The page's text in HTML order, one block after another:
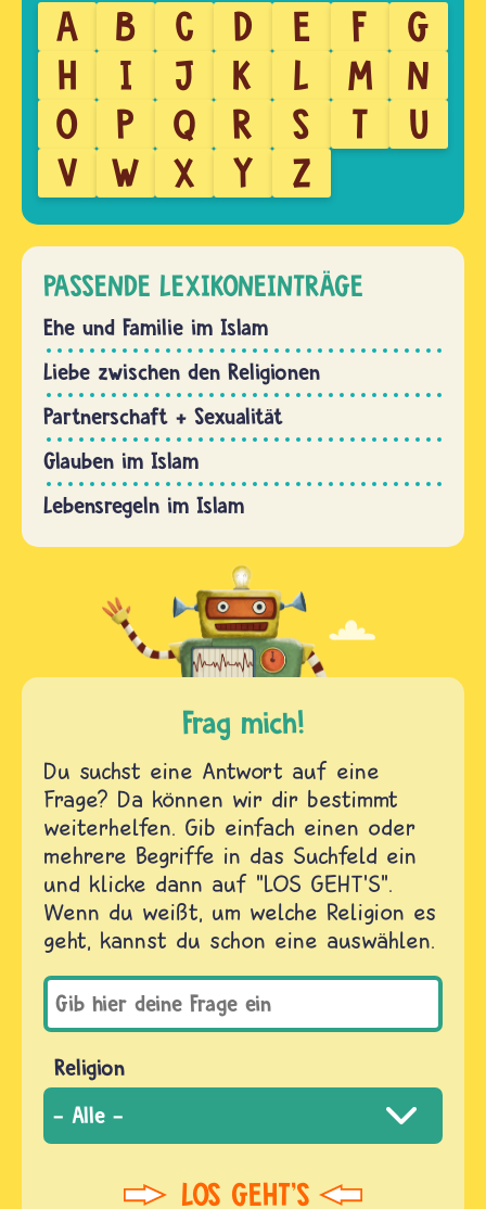
A B C D E F
G
H
I J K L M
N
O
P Q R S T
U
V
W X Y Z
PASSENDE LEXIKONEINTRÄGE
Ehe und Familie im Islam
Liebe zwischen den Religionen
Partnerschaft + Sexualität
Glauben im Islam
Lebensregeln im Islam
Frag mich!
Du suchst eine Antwort auf eine
Frage? Da können wir dir bestimmt
weiterhelfen. Gib einfach einen oder
mehrere Begriffe in das Suchfeld ein
und klicke dann auf "LOS GEHT'S".
Wenn du weißt, um welche Religion es
geht, kannst du schon eine auswählen.
Religion